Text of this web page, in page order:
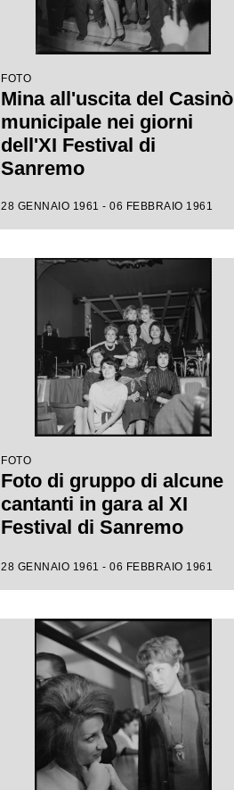
FOTO
Mina all'uscita del Casinò
municipale nei giorni
dell'XI Festival di
Sanremo
28 GENNAIO 1961 - 06 FEBBRAIO 1961
FOTO
Foto di gruppo di alcune
cantanti in gara al XI
Festival di Sanremo
28 GENNAIO 1961 - 06 FEBBRAIO 1961